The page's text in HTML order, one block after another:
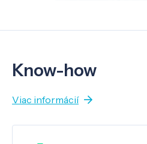
Know-how
Viac informácií